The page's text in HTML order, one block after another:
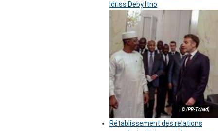
Idriss Deby Itno
© (PR-Tchad)
Rétablissement des relations